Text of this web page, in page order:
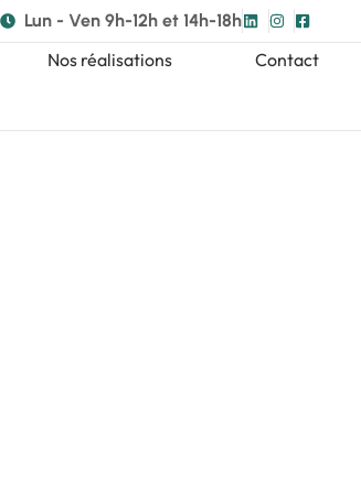
Lun - Ven 9h-12h et 14h-18h
Nos réalisations Contact